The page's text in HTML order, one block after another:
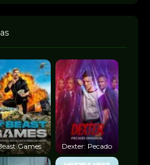
Games Dexter: Pecado